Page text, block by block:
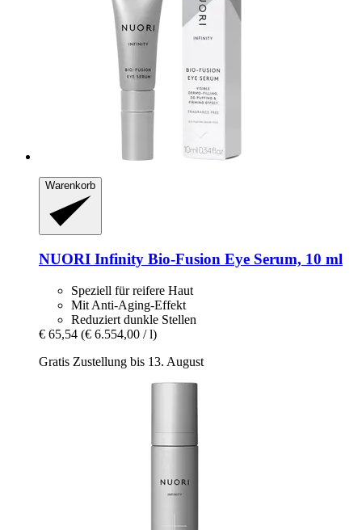
Warenkorb
NUORI Infinity Bio-​Fusion Eye Serum, 10 ml
Speziell für reifere Haut
Mit Anti-Aging-Effekt
Reduziert dunkle Stellen
€ 65,54 (€ 6.554,00 / l)
Gratis Zustellung bis 13. August